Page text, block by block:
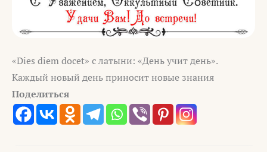
«Dies diem docet» с латыни: «День учит день».
Каждый новый день приносит новые знания
Поделиться